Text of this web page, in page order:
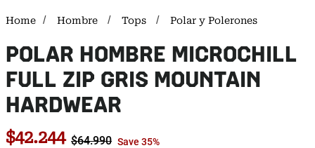
Hombre Tops Polar y Polerones
POLAR HOMBRE MICROCHILL
FULL ZIP GRIS MOUNTAIN
HARDWEAR
$42.244 $64.990 Save 35%